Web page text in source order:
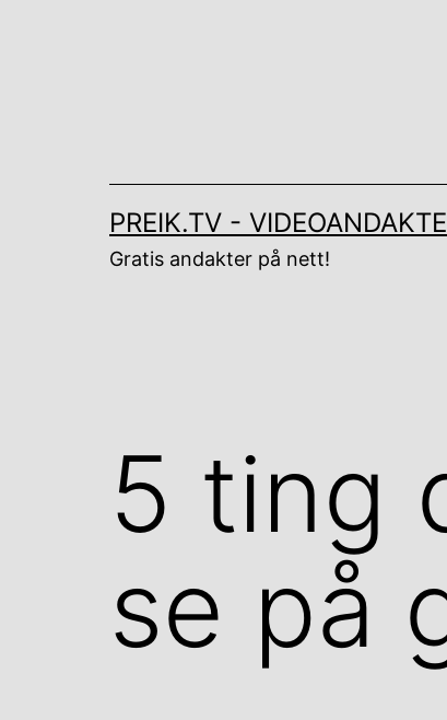
PREIK.TV -
Gratis andakter på nett!
5 ting
se på